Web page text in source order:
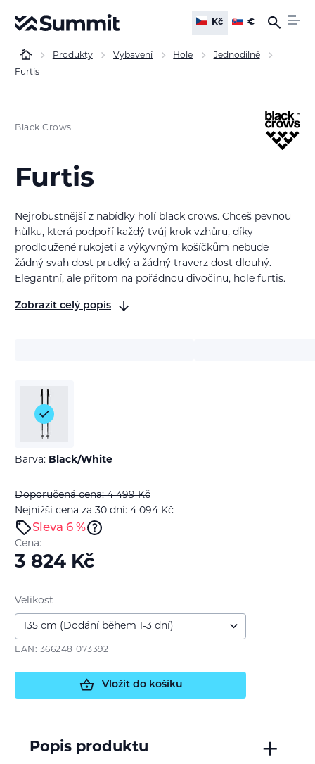
Kč €
Produkty Vybavení Hole
Jednodílné
Furtis
Black Crows
Furtis
Nejrobustnější z nabídky holí black crows. Chceš pevnou
hůlku, která podpoří každý tvůj krok vzhůru, díky
prodloužené rukojeti a výkyvným košíčkům nebude
žádný svah dost prudký a žádný traverz dost dlouhý.
Elegantní, ale přitom na pořádnou divočinu, hole furtis.
Zobrazit celý popis
Barva: Black/White
Doporučená cena: 4 499Kč
Nejnižší cena za 30 dní: 4 094 Kč
Sleva 6 %
Cena:
3 824 Kč
Velikost
EAN: 3662481073392
Vložit do košíku
Popis produktu